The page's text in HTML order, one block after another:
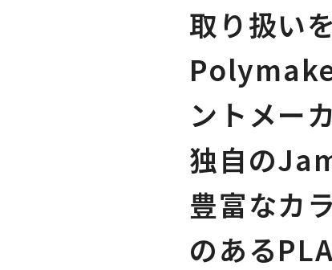
取り扱い
ントメー
独自の
豊富なカ
のある